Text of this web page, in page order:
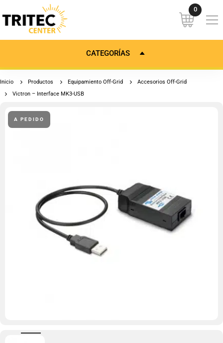
CATEGORÍAS
Inicio Productos Equipamiento Off-Grid
Accesorios Off-Grid
Victron – Interface MK3-USB
A PEDIDO